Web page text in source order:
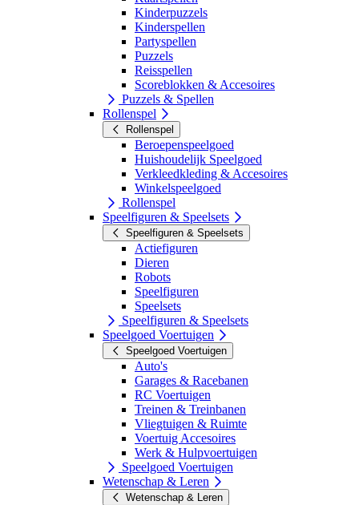
Kinderpuzzels
Kinderspellen
Partyspellen
Puzzels
Reisspellen
Scoreblokken & Accesoires
Puzzels & Spellen
Rollenspel
Rollenspel
Beroepenspeelgoed
Huishoudelijk Speelgoed
Verkleedkleding & Accesoires
Winkelspeelgoed
Rollenspel
Speelfiguren & Speelsets
Speelfiguren & Speelsets
Actiefiguren
Dieren
Robots
Speelfiguren
Speelsets
Speelfiguren & Speelsets
Speelgoed Voertuigen
Speelgoed Voertuigen
Auto's
Garages & Racebanen
RC Voertuigen
Treinen & Treinbanen
Vliegtuigen & Ruimte
Voertuig Accesoires
Werk & Hulpvoertuigen
Speelgoed Voertuigen
Wetenschap & Leren
Wetenschap & Leren